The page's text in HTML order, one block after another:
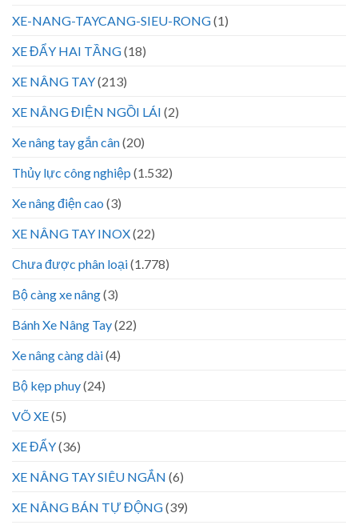
XE-NANG-TAYCANG-SIEU-RONG(1)
XE ĐẨY HAI TẦNG(18)
XE NÂNG TAY(213)
XE NÂNG ĐIỆN NGỒI LÁI (2)
Xe nâng tay gắn cân(20)
Thủy lực công nghiệp (1.532)
Xe nâng điện cao (3)
XE NÂNG TAY INOX(22)
Chưa được phân loại(1.778)
Bộ càng xe nâng(3)
Bánh Xe Nâng Tay(22)
Xe nâng càng dài(4)
Bộ kẹp phuy(24)
VÕ XE(5)
XE ĐẨY(36)
XE NÂNG TAY SIÊU NGẮN (6)
XE NÂNG BÁN TỰ ĐỘNG(39)